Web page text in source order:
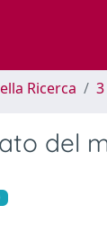
Ricerca
del